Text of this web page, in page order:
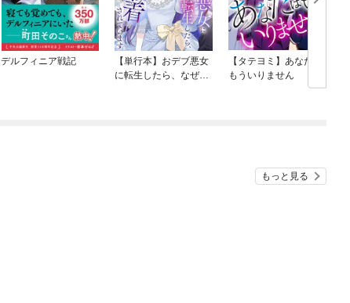
デルフィニア戦記
【単行本】おデブ悪女
に転生したら、なぜか
【タテヨミ】あなたは
もういりません
もっと見る